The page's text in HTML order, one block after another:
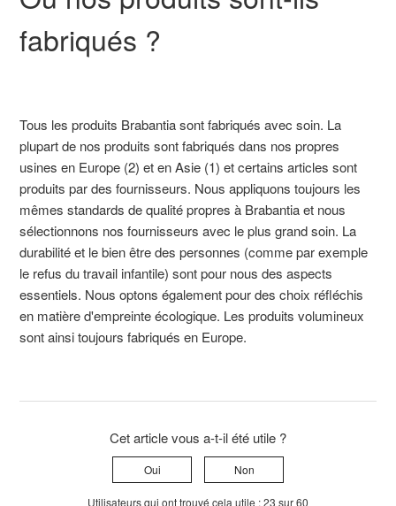
fabriqués ?
Tous les produits Brabantia sont fabriqués avec soin. La
plupart de nos produits sont fabriqués dans nos propres
usines en Europe (2) et en Asie (1) et certains articles sont
produits par des fournisseurs. Nous appliquons toujours les
mêmes standards de qualité propres à Brabantia et nous
sélectionnons nos fournisseurs avec le plus grand soin. La
durabilité et le bien être des personnes (comme par exemple
le refus du travail infantile) sont pour nous des aspects
essentiels. Nous optons également pour des choix réfléchis
en matière d'empreinte écologique. Les produits volumineux
sont ainsi toujours fabriqués en Europe.
Cet article vous a-t-il été utile ?
Oui Non
Utilisateurs qui ont trouvé cela utile : 23 sur 60